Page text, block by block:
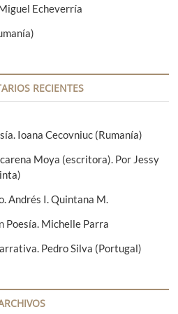
Echeverría
RECIENTES
Ioana Cecovniuc (Rumanía)
Moya (escritora). Por Jessy
Andrés I. Quintana M.
Poesía. Michelle Parra
Pedro Silva (Portugal)